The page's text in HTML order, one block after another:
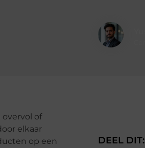
of
elkaar
op een
DEEL DIT: